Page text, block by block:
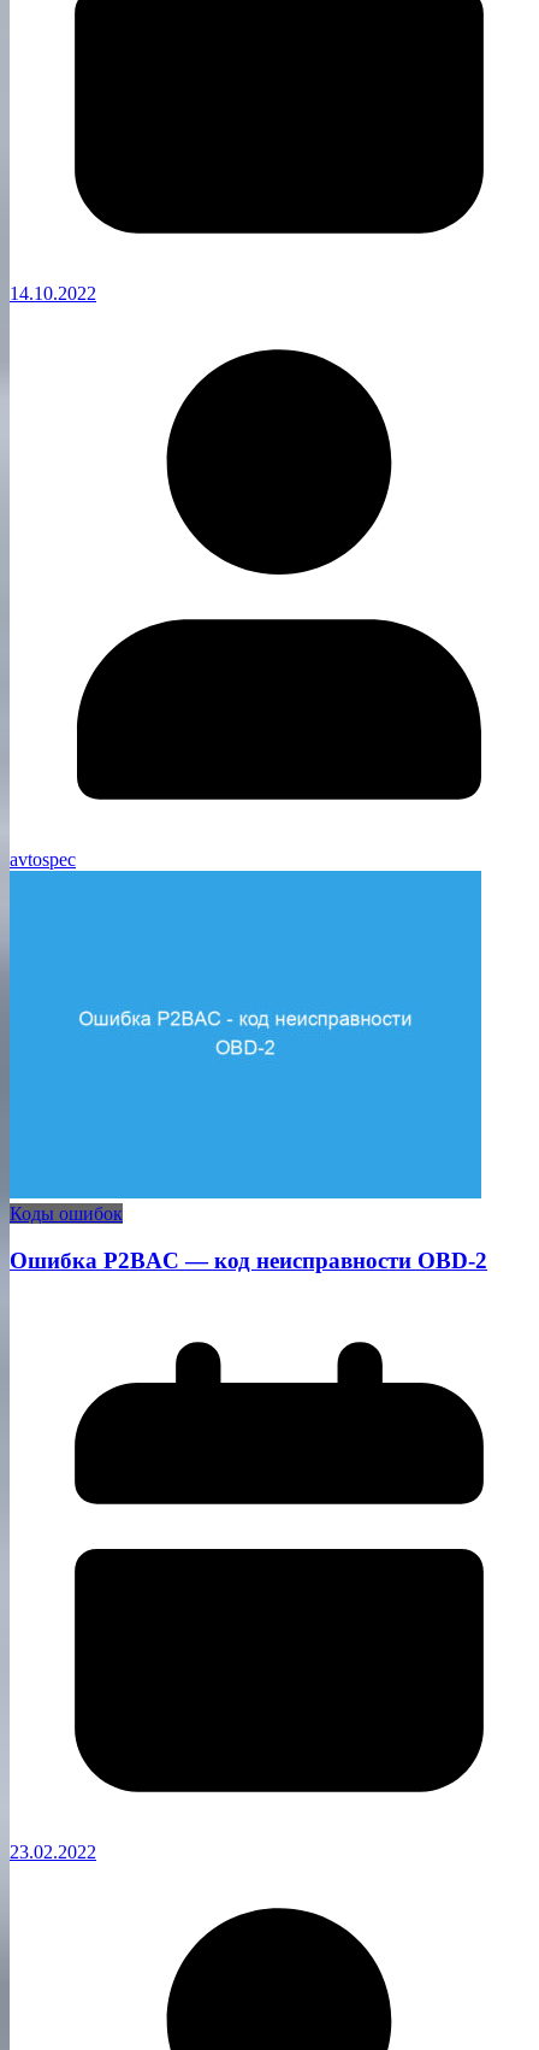
14.10.2022
avtospec
Коды ошибок
Ошибка P2BAC — код неисправности OBD-2
23.02.2022